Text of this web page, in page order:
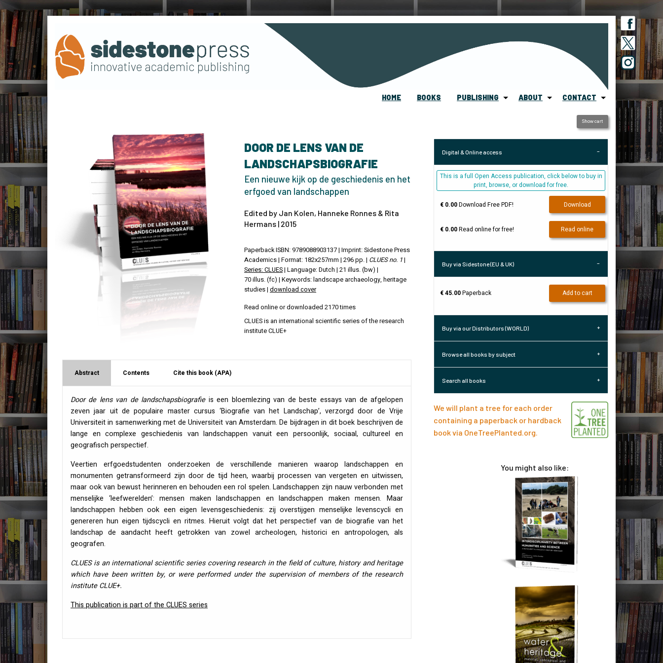
HOME BOOKS PUBLISHING ABOUT CONTACT
DOOR DE LENS VAN DE
LANDSCHAPSBIOGRAFIE
Een nieuwe kijk op de geschiedenis en het
erfgoed van landschappen
Edited by Jan Kolen, Hanneke Ronnes & Rita
Hermans | 2015
Paperback ISBN: 9789088903137 | Imprint: Sidestone Press
Academics | Format: 182x257mm | 296 pp. | CLUES no. 1|
Series: CLUES| Language: Dutch | 21 illus. (bw) |
70 illus. (fc) | Keywords: landscape archaeology, heritage
studies | download cover
Read online or downloaded 2170 times
CLUES is an international scientific series of the research
institute CLUE+
Abstract Contents Cite this book (APA)
Door de lens van de landschapsbiografieis een bloemlezing van de beste essays van de afgelopen
zeven jaar uit de populaire master cursus ‘Biografie van het Landschap’, verzorgd door de Vrije
Universiteit in samenwerking met de Universiteit van Amsterdam. De bijdragen in dit boek beschrijven de
lange en complexe geschiedenis van landschappen vanuit een persoonlijk, sociaal, cultureel en
geografisch perspectief.
Veertien erfgoedstudenten onderzoeken de verschillende manieren waarop landschappen en
monumenten getransformeerd zijn door de tijd heen, waarbij processen van vergeten en uitwissen,
maar ook van bewust herinneren en behouden een rol spelen. Landschappen zijn nauw verbonden met
menselijke ‘leefwerelden’: mensen maken landschappen en landschappen maken mensen. Maar
landschappen hebben ook een eigen levensgeschiedenis: zij overstijgen menselijke levenscycli en
genereren hun eigen tijdscycli en ritmes. Hieruit volgt dat het perspectief van de biografie van het
landschap de aandacht heeft getrokken van zowel archeologen, historici en antropologen, als
geografen.
CLUESis an international scientific series covering research in the field of culture, history and heritage
which have been written by, or were performed under the supervision of members of the research
instituteCLUE+.
This publication is part of the CLUES series
Show cart
Digital & Online access
This is a full Open Access publication, click below to buy in
print, browse, or download for free.
€ 0.00Download Free PDF! Download
€ 0.00Read online for free! Read online
Buy via Sidestone (EU & UK)
€ 45.00Paperback Add to cart
Buy via our Distributors (WORLD)
Browse all books by subject
Search all books
We will plant a tree for each order
containing a paperback or hardback
book via OneTreePlanted.org
You might also like: